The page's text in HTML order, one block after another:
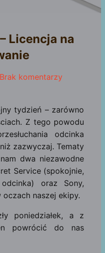
Licencja na
Brak komentarzy
tydzień – zarówno
Z tego powodu
odcinka
zazwyczaj. Tematy
dwa niezawodne
Service (spokojnie,
oraz Sony,
naszej ekipy.
poniedziałek, a z
powrócić do nas